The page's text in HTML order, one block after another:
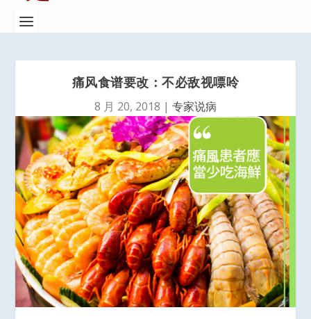
痛风食谱要改：不必敌视嘌呤
8 月 20, 2018 | 专家说病